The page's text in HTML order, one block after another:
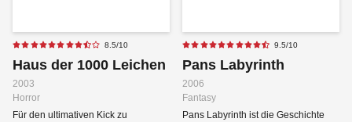
8.5/10
Haus der 1000 Leichen
2003
Horror
Für den ultimativen Kick zu
9.5/10
Pans Labyrinth
2006
Fantasy
Pans Labyrinth ist die Geschichte